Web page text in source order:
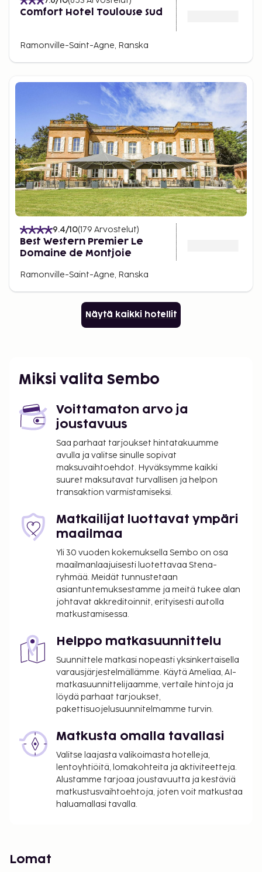
Comfort Hotel Toulouse Sud
Ramonville-Saint-Agne, Ranska
9.4/10(179 Arvostelut)
Best Western Premier Le
Domaine de Montjoie
Ramonville-Saint-Agne, Ranska
Näytä kaikki hotellit
Miksi valita Sembo
Voittamaton arvo ja
joustavuus
Saa parhaat tarjoukset hintatakuumme
avulla ja valitse sinulle sopivat
maksuvaihtoehdot. Hyväksymme kaikki
suuret maksutavat turvallisen ja helpon
transaktion varmistamiseksi.
Matkailijat luottavat ympäri
maailmaa
Yli 30 vuoden kokemuksella Sembo on osa
maailmanlaajuisesti luotettavaa Stena-
ryhmää. Meidät tunnustetaan
asiantuntemuksestamme ja meitä tukee alan
johtavat akkreditoinnit, erityisesti autolla
matkustamisessa.
Helppo matkasuunnittelu
Suunnittele matkasi nopeasti yksinkertaisella
varausjärjestelmällämme. Käytä Ameliaa, AI-
matkasuunnittelijaamme, vertaile hintoja ja
löydä parhaat tarjoukset,
pakettisuojelusuunnitelmamme turvin.
Matkusta omalla tavallasi
Valitse laajasta valikoimasta hotelleja,
lentoyhtiöitä, lomakohteita ja aktiviteetteja.
Alustamme tarjoaa joustavuutta ja kestäviä
matkustusvaihtoehtoja, joten voit matkustaa
haluamallasi tavalla.
Lomat